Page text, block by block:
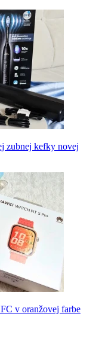
zubnej kefky novej
v oranžovej farbe